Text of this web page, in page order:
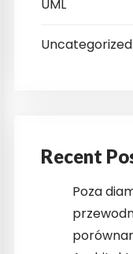
UML
Uncategorized
Recent
Poza